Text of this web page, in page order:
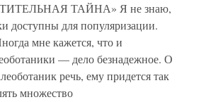
ТАЙНА» Я не знаю,
доступны для популяризации.
мне кажется, что и
— дело безнадежное. О
речь, ему придется так
множество